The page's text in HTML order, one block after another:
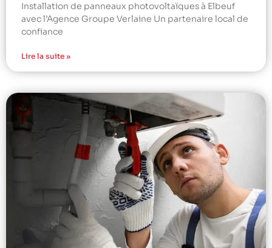
Installation de panneaux photovoltaïques à Elbeuf
avec l’Agence Groupe Verlaine Un partenaire local de
confiance
Lire la suite »